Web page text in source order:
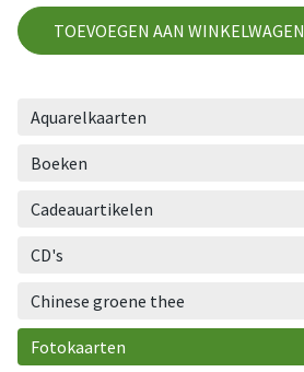
Aquarelkaarten
Boeken
Cadeauartikelen
CD's
Chinese groene thee
Fotokaarten
TOEVOEGEN AAN WINKELWAGEN